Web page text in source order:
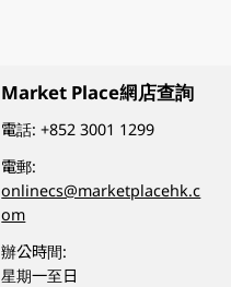
Market Place網店查詢
電話:+852 3001 1299
電郵:
onlinecs@marketplacehk.c
om
辦公時間:
星期一至日